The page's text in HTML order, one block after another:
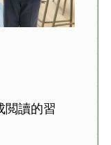
讀的習